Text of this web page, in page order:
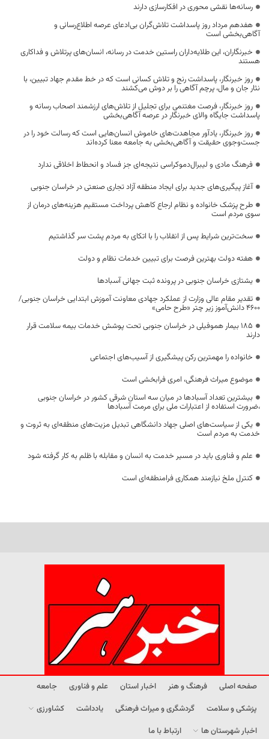
رسانه‌ها نقشی محوری در افکارسازی دارند
هفدهم مرداد روز پاسداشت تلاش‌گران بی‌ادعای عرصه اطلاع‌رسانی و
آگاهی‌بخشی است
خبرنگاران، این طلایه‌داران راستین خدمت در رسانه، انسان‌های پرتلاش و فداکاری
هستند
روز خبرنگار، پاسداشت رنج و تلاش کسانی است که در خط مقدم جهاد تبیین، با
نثار جان و مال، پرچم آگاهی را بر دوش می‌کشند
روز خبرنگار، فرصت مغتنمی برای تجلیل از تلاش‌های ارزشمند اصحاب رسانه و
پاسداشت جایگاه والای خبرنگار در عرصه آگاهی‌بخشی
روز خبرنگار، یادآور مجاهدت‌های خاموش انسان‌هایی است که رسالت خود را در
جست‌وجوی حقیقت و آگاهی‌بخشی به جامعه معنا کرده‌اند
فرهنگ مادی و لیبرال‌دموکراسی نتیجه‌ای جز فساد و انحطاط اخلاقی ندارد
آغاز پیگیری‌های جدید برای ایجاد منطقه آزاد تجاری صنعتی در خراسان جنوبی
طرح پزشک خانواده و نظام ارجاع کاهش پرداخت مستقیم هزینه‌های درمان از
سوی مردم است
سخت‌ترین شرایط پس از انقلاب را با اتکای به مردم پشت سر گذاشتیم
هفته دولت بهترین فرصت برای تبیین خدمات نظام و دولت
یشتازی خراسان جنوبی در پرونده ثبت جهانی آسبادها
تقدیر مقام عالی وزارت از عملکرد جهادی معاونت آموزش ابتدایی خراسان جنوبی/
۴۶۰۰ دانش‌آموز زیر چتر «طرح حامی»
۱۸۵ بیمار هموفیلی در خراسان جنوبی تحت پوشش خدمات بیمه سلامت قرار
دارند
خانواده را مهمترین رکن پیشگیری از آسیب‌های اجتماعی
موضوع میراث فرهنگی، امری فرابخشی است
بیشترین تعداد آسبادها در میان سه استان شرقی کشور در خراسان جنوبی
،ضرورت استفاده از اعتبارات ملی برای مرمت آسبادها
یکی از سیاست‌های اصلی جهاد دانشگاهی تبدیل مزیت‌های منطقه‌ای به ثروت و
خدمت به مردم است
علم و فناوری باید در مسیر خدمت به انسان و مقابله با ظلم به کار گرفته شود
کنترل ملخ نیازمند همکاری فرامنطقه‌ای است
صفحه اصلی فرهنگ و هنر اخبار استان علم و فناوری
جامعه
پزشکی و سلامت
گردشگری و میراث فرهنگی یادداشت
کشاورزی
اخبار شهرستان ها
ارتباط با ما